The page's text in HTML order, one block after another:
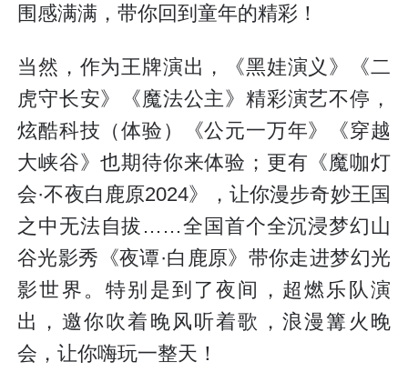
围感满满，带你回到童年的精彩！
当然，作为王牌演出，《黑娃演义》《二
虎守长安》《魔法公主》精彩演艺不停，
炫酷科技（体验）《公元一万年》《穿越
大峡谷》也期待你来体验；更有《魔咖灯
会·不夜白鹿原2024》，让你漫步奇妙王国
之中无法自拔……全国首个全沉浸梦幻山
谷光影秀《夜谭·白鹿原》带你走进梦幻光
影世界。特别是到了夜间，超燃乐队演
出，邀你吹着晚风听着歌，浪漫篝火晚
会，让你嗨玩一整天！